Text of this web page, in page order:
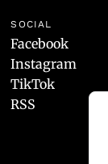
SOCIAL
Facebook
Instagram
TikTok
RSS